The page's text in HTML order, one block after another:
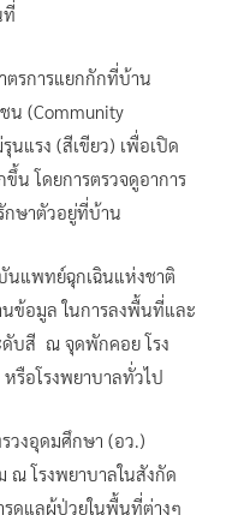
ที่
ตรการแยกกักที่บ้าน
น (Community
นแรง (สีเขียว) เพื่อเปิด
น โดยการตรวจดูอาการ
กษาตัวอยู่ที่บ้าน
นแพทย์ฉุกเฉินแห่งชาติ
ข้อมูล ในการลงพื้นที่และ
ดับสี ณ จุดพักคอย โรง
รือโรงพยาบาลทั่วไป
วงอุดมศึกษา (อว.)
ณ โรงพยาบาลในสังกัด
รดูแลผู้ป่วยในพื้นที่ต่างๆ